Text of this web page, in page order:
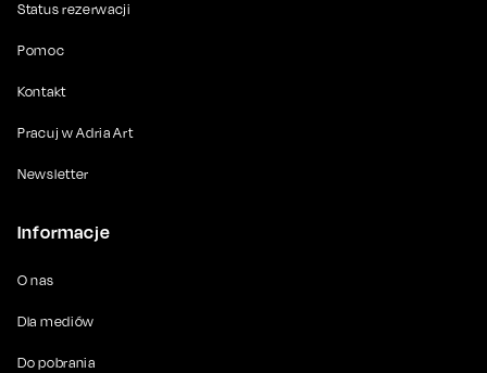
Status rezerwacji
Pomoc
Kontakt
Pracuj w Adria Art
Newsletter
Informacje
O nas
Dla mediów
Do pobrania